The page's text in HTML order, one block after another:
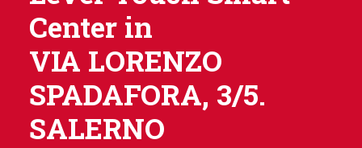
Center in
VIA LORENZO
SPADAFORA, 3/5.
SALERNO